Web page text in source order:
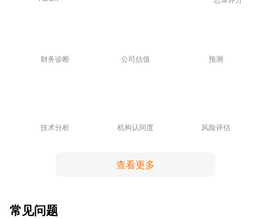
财务诊断 公司估值 预测
技术分析 机构认同度 风险评估
查看更多
常见问题